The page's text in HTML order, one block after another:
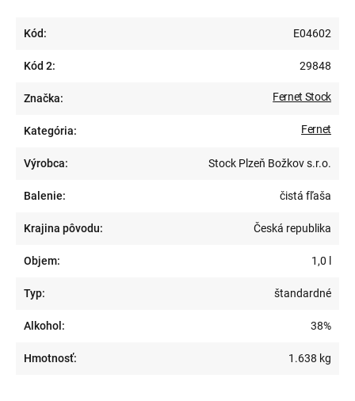
Kód: E04602
Kód 2: 29848
Značka: Fernet Stock
Kategória: Fernet
Výrobca: Stock Plzeň Božkov s.r.o.
Balenie: čistá fľaša
Krajina pôvodu: Česká republika
Objem: 1,0 l
Typ: štandardné
Alkohol: 38%
Hmotnosť: 1.638 kg